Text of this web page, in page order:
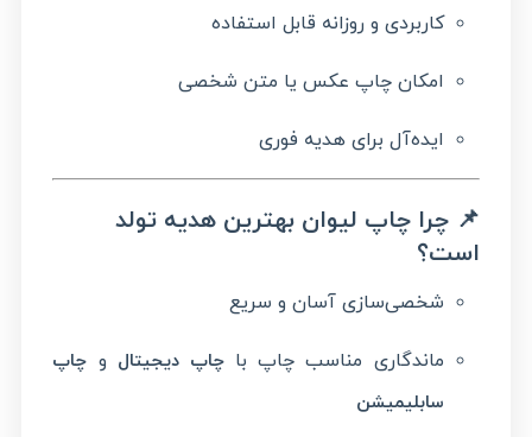
کاربردی و روزانه قابل استفاده
امکان چاپ عکس یا متن شخصی
ایده‌آل برای هدیه فوری
📌 چرا چاپ لیوان بهترین هدیه تولد
است؟
شخصی‌سازی آسان و سریع
ماندگاری مناسب چاپ باچاپ دیجیتال و چاپ
سابلیمیشن